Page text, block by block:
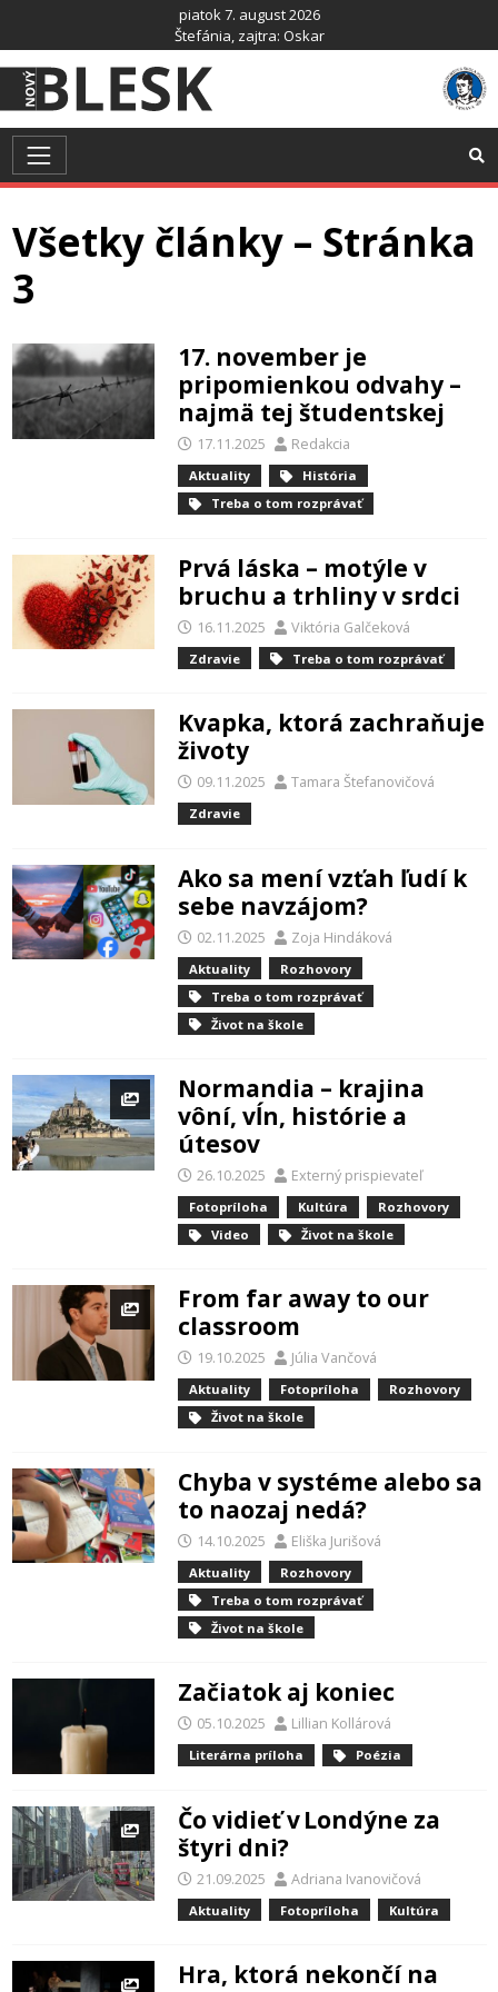
obsah
piatok 7. august 2026
Štefánia , zajtra: Oskar
Všetky články – Stránka
3
17. november je
pripomienkou odvahy –
najmä tej študentskej
17.11.2025 Redakcia
Aktuality
História
Treba o tom rozprávať
Prvá láska – motýle v
bruchu a trhliny v srdci
16.11.2025 Viktória Galčeková
Zdravie Treba o tom rozprávať
Kvapka, ktorá zachraňuje
životy
09.11.2025 Tamara Štefanovičová
Zdravie
Ako sa mení vzťah ľudí k
sebe navzájom?
02.11.2025 Zoja Hindáková
Aktuality
Rozhovory
Treba o tom rozprávať
Život na škole
Normandia – krajina
vôní, vĺn, histórie a
útesov
26.10.2025 Externý prispievateľ
Fotopríloha Kultúra
Rozhovory
Video
Život na škole
From far away to our
classroom
19.10.2025 Júlia Vančová
Aktuality Fotopríloha
Rozhovory
Život na škole
Chyba v systéme alebo sa
to naozaj nedá?
14.10.2025 Eliška Jurišová
Aktuality
Rozhovory
Treba o tom rozprávať
Život na škole
Začiatok aj koniec
05.10.2025 Lillian Kollárová
Literárna príloha Poézia
Čo vidieť v Londýne za
štyri dni?
21.09.2025 Adriana Ivanovičová
Aktuality Fotopríloha Kultúra
Hra, ktorá nekončí na